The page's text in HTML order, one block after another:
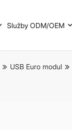
Služby ODM/OEM
USB Euro modul